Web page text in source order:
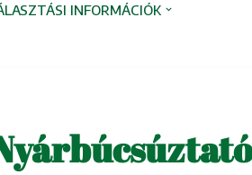
INFORMÁCIÓK